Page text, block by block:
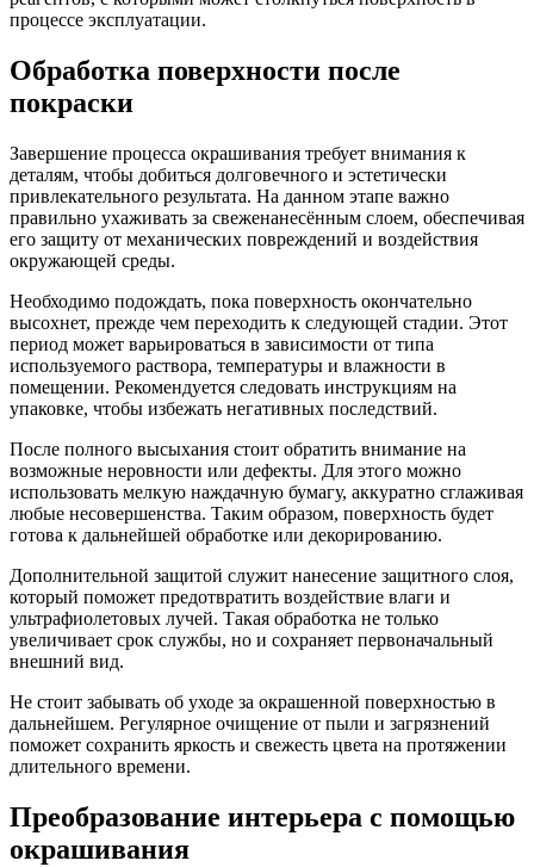
процессе эксплуатации.
Обработка поверхности после
покраски
Завершение процесса окрашивания требует внимания к
деталям, чтобы добиться долговечного и эстетически
привлекательного результата. На данном этапе важно
правильно ухаживать за свеженанесённым слоем, обеспечивая
его защиту от механических повреждений и воздействия
окружающей среды.
Необходимо подождать, пока поверхность окончательно
высохнет, прежде чем переходить к следующей стадии. Этот
период может варьироваться в зависимости от типа
используемого раствора, температуры и влажности в
помещении. Рекомендуется следовать инструкциям на
упаковке, чтобы избежать негативных последствий.
После полного высыхания стоит обратить внимание на
возможные неровности или дефекты. Для этого можно
использовать мелкую наждачную бумагу, аккуратно сглаживая
любые несовершенства. Таким образом, поверхность будет
готова к дальнейшей обработке или декорированию.
Дополнительной защитой служит нанесение защитного слоя,
который поможет предотвратить воздействие влаги и
ультрафиолетовых лучей. Такая обработка не только
увеличивает срок службы, но и сохраняет первоначальный
внешний вид.
Не стоит забывать об уходе за окрашенной поверхностью в
дальнейшем. Регулярное очищение от пыли и загрязнений
поможет сохранить яркость и свежесть цвета на протяжении
длительного времени.
Преобразование интерьера с помощью
окрашивания